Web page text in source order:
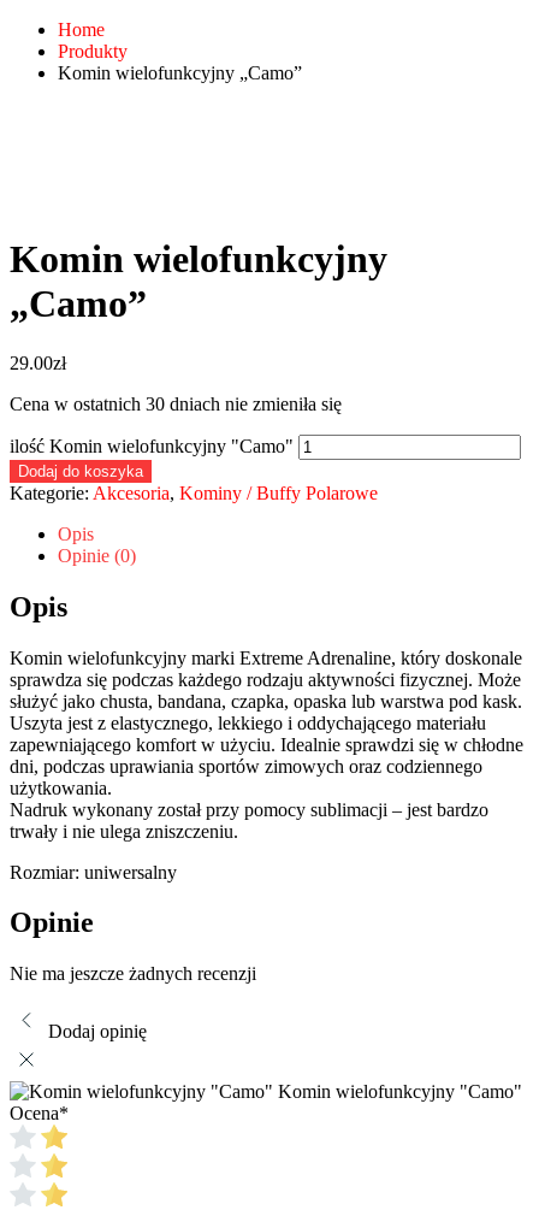
Home
Produkty
Komin wielofunkcyjny „Camo”
Komin wielofunkcyjny
„Camo”
29.00zł
Cena w ostatnich 30 dniach nie zmieniła się
ilość Komin wielofunkcyjny "Camo"
Dodaj do koszyka
Kategorie: Akcesoria, Kominy / Buffy Polarowe
Opis
Opinie (0)
Opis
Komin wielofunkcyjny marki Extreme Adrenaline, który doskonale
sprawdza się podczas każdego rodzaju aktywności fizycznej. Może
służyć jako chusta, bandana, czapka, opaska lub warstwa pod kask.
Uszyta jest z elastycznego, lekkiego i oddychającego materiału
zapewniającego komfort w użyciu. Idealnie sprawdzi się w chłodne
dni, podczas uprawiania sportów zimowych oraz codziennego
użytkowania.
Nadruk wykonany został przy pomocy sublimacji – jest bardzo
trwały i nie ulega zniszczeniu.
Rozmiar: uniwersalny
Opinie
Nie ma jeszcze żadnych recenzji
Dodaj opinię
Komin wielofunkcyjny "Camo"
Ocena*